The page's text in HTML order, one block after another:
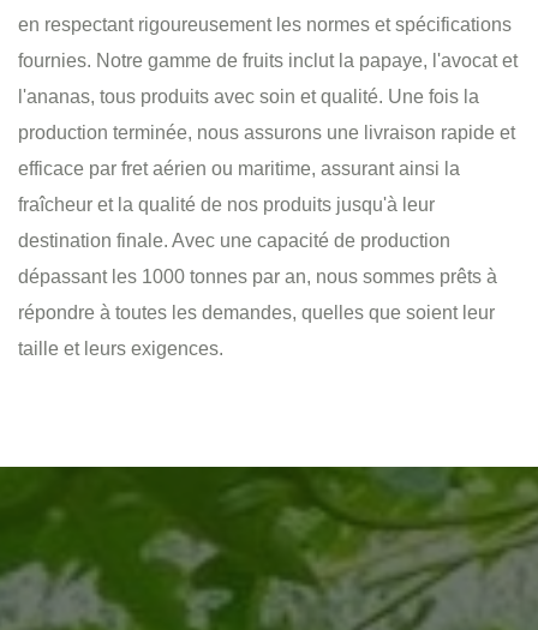
en respectant rigoureusement les normes et spécifications
fournies. Notre gamme de fruits inclut la papaye, l'avocat et
l'ananas, tous produits avec soin et qualité. Une fois la
production terminée, nous assurons une livraison rapide et
efficace par fret aérien ou maritime, assurant ainsi la
fraîcheur et la qualité de nos produits jusqu'à leur
destination finale. Avec une capacité de production
dépassant les 1000 tonnes par an, nous sommes prêts à
répondre à toutes les demandes, quelles que soient leur
taille et leurs exigences.